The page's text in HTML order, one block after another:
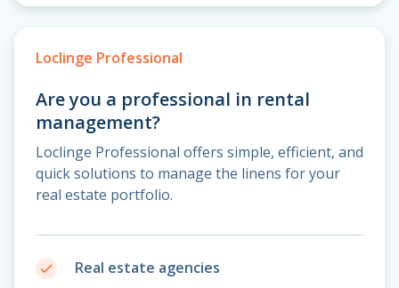
Loclinge Professional
Are you a professional in rental
management?
Loclinge Professional offers simple, efficient, and
quick solutions to manage the linens for your
real estate portfolio.
done Real estate agencies